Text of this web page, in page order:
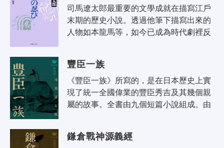
司馬遼太郎最重要的文學成就在描寫江戶
末期的歷史小說。透過他筆下描寫出來的
人物如本龍馬等，如今已成為時代劇裡反
豐臣一族
《豐臣一族》所寫的，是在日本歷史上實
現了統一全國偉業的豐臣秀吉及其幾個親
屬的故事。全書由九個短篇小說組成。由
鎌倉戰神源義經